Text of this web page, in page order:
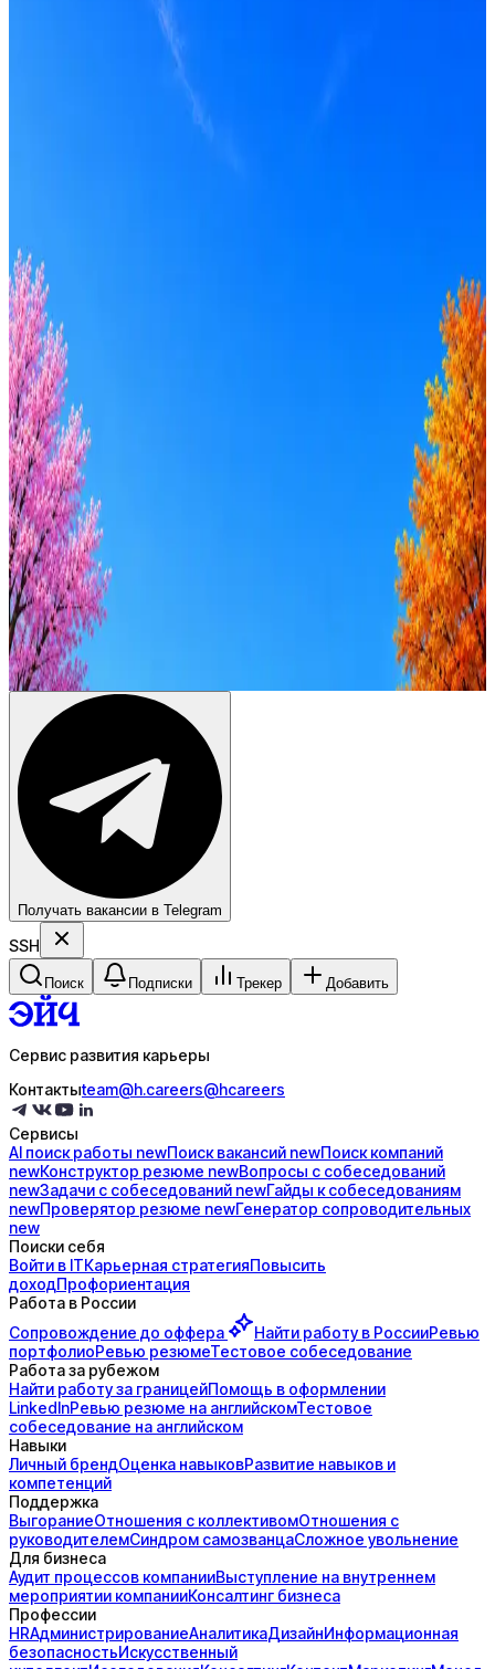
Формат
Удалённо
Грейд
Intern
Зарплата
от 50к
от 350к
Стратегия поиска с AI: рынки, позиции, вилка, каналы
Ежедневный подбор из 600+ источников
AI генерация сопроводительных писем
Получать вакансии в Telegram
SSH
Поиск Подписки Трекер Добавить
Сервис развития карьеры
Контактыteam@h.careers@hcareers
Сервисы
AI поискработы newПоисквакансий newПоисккомпаний
newКонструктор резюме newВопросы с собеседований
newЗадачи с собеседований newГайды ксобеседованиям
newПроверятор резюме newГенератор сопроводительных
new
Поиски себя
Войти в ITКарьерная стратегияПовысить
доходПрофориентация
Работа в России
Сопровождение до оффера Найти работу в РоссииРевью
портфолиоРевью резюмеТестовое собеседование
Работа за рубежом
Найти работу за границейПомощь в оформлении
LinkedInРевью резюме на английскомТестовое
собеседование на английском
Навыки
Личный брендОценка навыковРазвитие навыков и
компетенций
Поддержка
ВыгораниеОтношения с коллективомОтношения с
руководителемСиндром самозванцаСложное увольнение
Для бизнеса
Аудит процессов компанииВыступление на внутреннем
мероприятии компанииКонсалтинг бизнеса
Профессии
HRАдминистрированиеАналитикаДизайнИнформационная
безопасностьИскусственный